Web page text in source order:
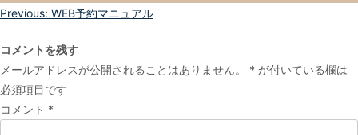
投
ナ
ビ
ゲ
ー
Previous: WEB予約マニュアル
コメントを残す
メールアドレスが公開されることはありません。
* が付いている欄は
必須項目です
コメント *